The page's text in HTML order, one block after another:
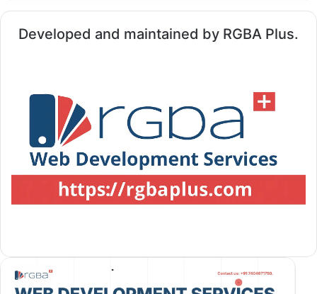
Developed and maintained by RGBA Plus.